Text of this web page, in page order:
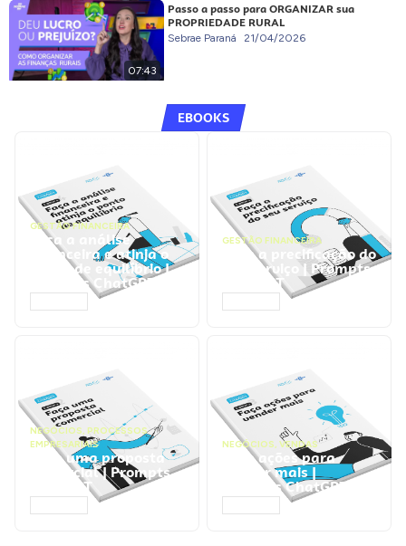
07:43
Passo a passo para ORGANIZAR sua
PROPRIEDADE RURAL
Sebrae Paraná 21/04/2026
EBOOKS
GESTÃO FINANCEIRA
Faça a análise
financeira e atinja o
ponto de equilíbrio |
Prompts ChatGPT
GESTÃO FINANCEIRA
Faça a precificação do
seu serviço | Prompts
ChatGPT
NEGÓCIOS, PROCESSOS
EMPRESARIAIS
Faça uma proposta
comercial | Prompts
ChatGPT
NEGÓCIOS, VENDAS
Faça ações para
vender mais |
Prompts ChatGPT